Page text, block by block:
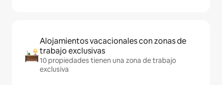
Alojamientos vacacionales con zonas de
trabajo exclusivas
10 propiedades tienen una zona de trabajo
exclusiva